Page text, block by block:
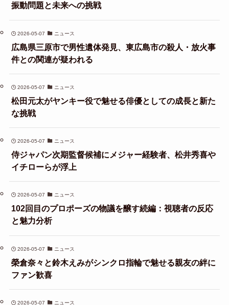
振動問題と未来への挑戦
2026-05-07 ニュース
広島県三原市で男性遺体発見、東広島市の殺人・放火事
件との関連が疑われる
2026-05-07 ニュース
松田元太がヤンキー役で魅せる俳優としての成長と新た
な挑戦
2026-05-07 ニュース
侍ジャパン次期監督候補にメジャー経験者、松井秀喜や
イチローらが浮上
2026-05-07 ニュース
102回目のプロポーズの物議を醸す続編：視聴者の反応
と魅力分析
2026-05-07 ニュース
榮倉奈々と鈴木えみがシンクロ指輪で魅せる親友の絆に
ファン歓喜
2026-05-07 ニュース